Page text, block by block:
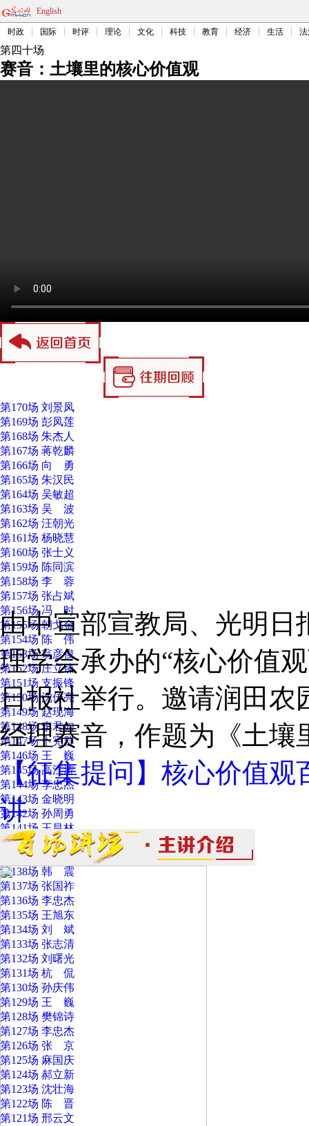
English
时政 国际 时评 理论 文化 科技 教育 经济 生活
第四十场
赛音：土壤里的核心价值观
第170场 刘景凤
第169场 彭凤莲
第168场 朱杰人
第167场 蒋乾麟
第166场 向 勇
第165场 朱汉民
第164场 吴敏超
第163场 吴 波
第162场 汪朝光
第161场 杨晓慧
第160场 张士义
第159场 陈同滨
第158场 李 蓉
第157场 张占斌
第156场 冯 时
第155场 朝戈金
第154场 陈 伟
第153场 翁彦俊
第152场 庄立臻
第151场 支振锋
第150场 沈传亮
第149场 赵现海
第148场 李君如
第147场 卜宪群
第146场 王 巍
第145场 高江涛
第144场 李忠杰
第143场 金晓明
第142场 孙周勇
第141场 王昌林
第140场 萧 放
第139场 王若磊
第138场 韩 震
第137场 张国祚
第136场 李忠杰
第135场 王旭东
第134场 刘 斌
第133场 张志清
第132场 刘曙光
第131场 杭 侃
第130场 孙庆伟
第129场 王 巍
第128场 樊锦诗
第127场 李忠杰
第126场 张 京
第125场 麻国庆
第124场 郝立新
第123场 沈壮海
第122场 陈 晋
第121场 邢云文
由中宣部宣教局、光明日
理学会承办的“核心价值
日报社举行。邀请润田农
经理赛音，作题为《土壤
【征集提问】核心价值观
讲